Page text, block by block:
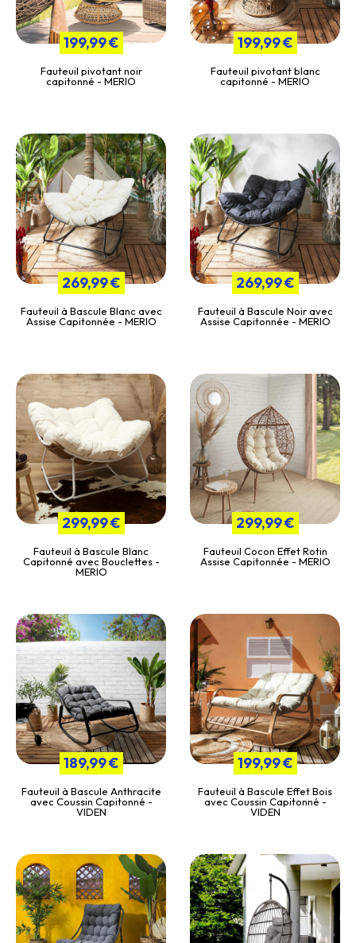
199,99 €
Fauteuil pivotant noir
capitonné - MERIO
199,99 €
Fauteuil pivotant blanc
capitonné - MERIO
269,99 €
Fauteuil à Bascule Blanc avec
Assise Capitonnée - MERIO
269,99 €
Fauteuil à Bascule Noir avec
Assise Capitonnée - MERIO
299,99 €
Fauteuil à Bascule Blanc
Capitonné avec Bouclettes -
MERIO
299,99 €
Fauteuil Cocon Effet Rotin
Assise Capitonnée - MERIO
189,99 €
Fauteuil à Bascule Anthracite
avec Coussin Capitonné -
VIDEN
199,99 €
Fauteuil à Bascule Effet Bois
avec Coussin Capitonné -
VIDEN